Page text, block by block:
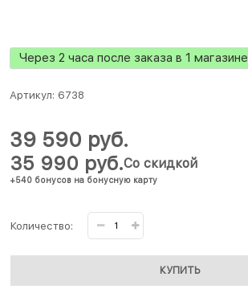
Через 2 часа после заказа в 1 магазине
Артикул: 6738
35 990 руб.
+540 бонусов на бонусную карту
Со скидкой
39 590 руб.
Количество:
КУПИТЬ